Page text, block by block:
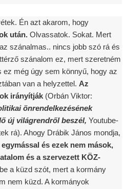
Én azt akarom, hogy
után. Olvassatok. Sokat. Mert
szánalmas.. nincs jobb szó rá és
szánalom ez, mert szeretném
ez még úgy sem könnyű, hogy az
van a helyzettel. Az
irányítják (Orbán Viktor:
önrendelkezésének
új világrendről beszél, Youtube-
rá). Ahogy Drábik János mondja,
és ezek nem mások,
és a szervezett KÖZ-
a küzd szót, mert a kormány
nem küzd. A kormányok